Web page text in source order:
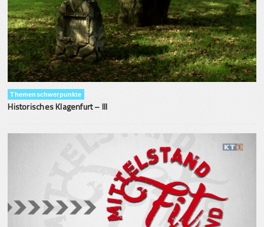
Themenschwerpunkte
Historisches Klagenfurt – III